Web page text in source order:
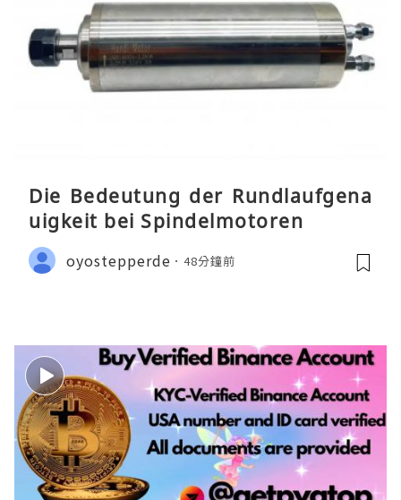
Die Bedeutung der Rundlaufgena
uigkeit bei Spindelmotoren
oyostepperde 48分鐘前